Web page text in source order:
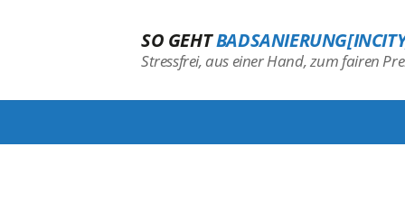
SO GEHT
Stressfrei, aus einer Hand, zum fairen